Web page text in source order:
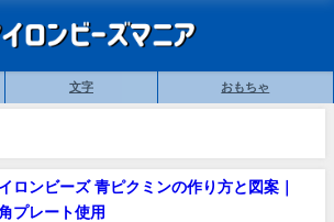
文字 おもちゃ
ロンビーズ 青ピクミンの作り方と図案｜
プレート使用